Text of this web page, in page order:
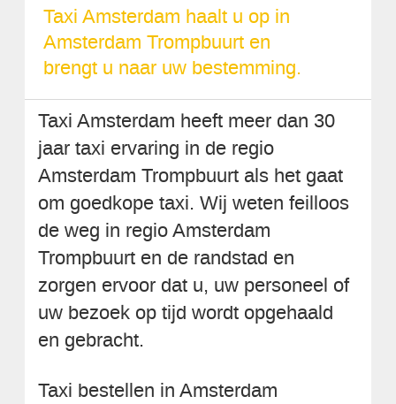
Taxi Amsterdam haalt u op in
Amsterdam Trompbuurt en
brengt u naar uw bestemming.
Taxi Amsterdam heeft meer dan 30
jaar taxi ervaring in de regio
Amsterdam Trompbuurt als het gaat
om goedkope taxi. Wij weten feilloos
de weg in regio Amsterdam
Trompbuurt en de randstad en
zorgen ervoor dat u, uw personeel of
uw bezoek op tijd wordt opgehaald
en gebracht.
Taxi bestellen in Amsterdam